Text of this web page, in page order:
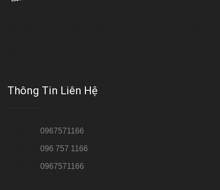
Thông Tin Liên Hệ
0967571166
096 757 1166
0967571166